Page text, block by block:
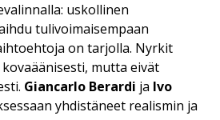
uskollinen
tulivoimaisempaan
on tarjolla. Nyrkit
mutta eivät
Giancarlo Berardi ja Ivo
yhdistäneet realismin ja